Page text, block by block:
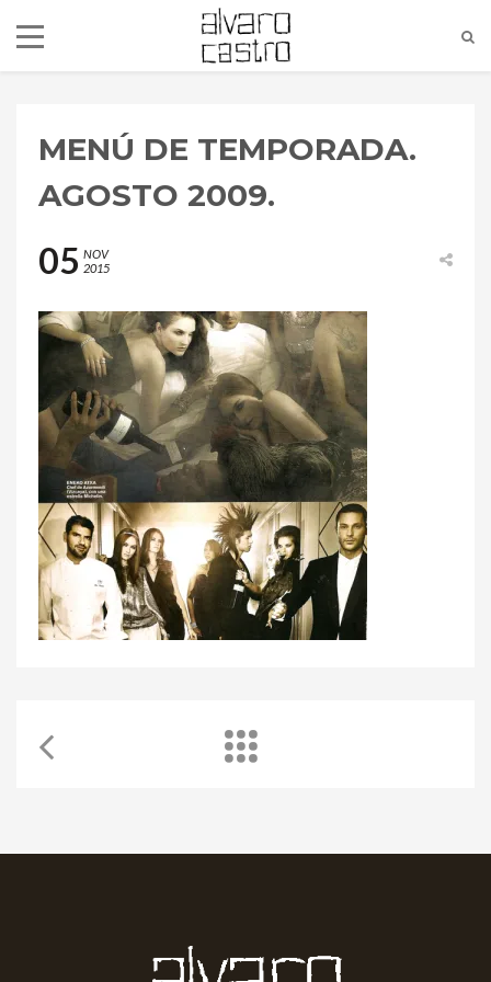
alvaro@alvarocastro.com
MENÚ DE TEMPORADA.
AGOSTO 2009.
05 NOV
2015